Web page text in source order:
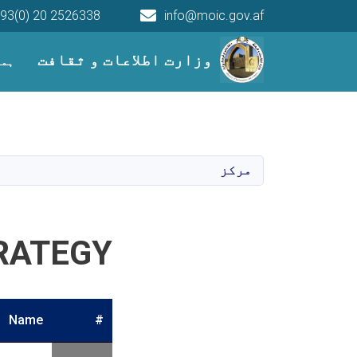
وزارت اطلاعات و ثقافت
info@moic.gov.af
20 2526338
Main navigation
مرکز
#
Name